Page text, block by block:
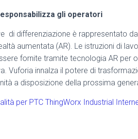
gli operatori
di differenziazione è rappresentato
aumentata (AR). Le istruzioni di
fornite tramite tecnologia AR per
Vuforia innalza il potere di
a disposizione della prossima
per PTC ThingWorx Industrial